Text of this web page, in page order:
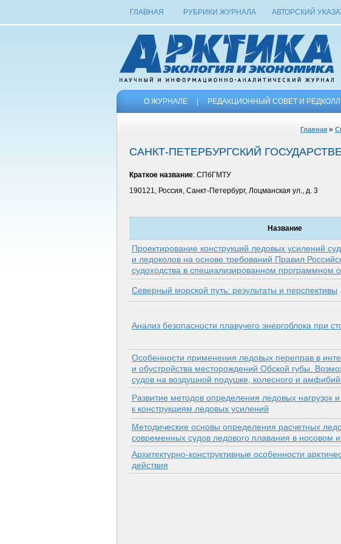
ГЛАВНАЯ РУБРИКИ ЖУРНАЛА АВТОРСКИЙ
О ЖУРНАЛЕ РЕДАКЦИОННЫЙ СОВЕТ И
Главная »
САНКТ-ПЕТЕРБУРГСКИЙ
Краткое название: СПбГМТУ
190121, Россия, Санкт-Петербург, Лоцманская ул., д. 3
Название
Проектирование конструкций ледовых усилений
и ледоколов на основе требований Правил
судоходства в специализированном программном
Северный морской путь: результаты и перспективы
Анализ безопасности плавучего энергоблока при
Особенности применения ледовых переправ в
и обустройства месторождений Обской губы.
судов на воздушной подушке, колесного и
Развитие методов определения ледовых нагрузок
к конструкциям ледовых усилений
Методические основы определения расчетных
современных судов ледового плавания в носовом
Архитектурно-конструктивные особенности
действия